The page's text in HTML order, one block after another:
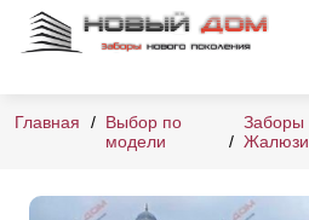
Главная
Выбор по
модели
Заборы
Жалюзи